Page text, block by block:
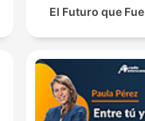
El Futuro que Fue